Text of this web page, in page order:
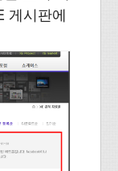
게시판에